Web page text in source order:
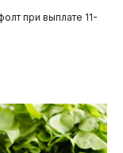
при выплате 11-